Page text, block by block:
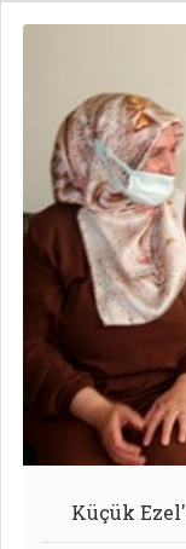
Küçük